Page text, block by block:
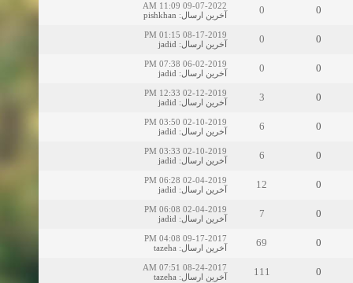
0
0
09-07-2022 11:09 AM
آخرین ارسال:
pishkhan
0
0
08-17-2019 01:15 PM
آخرین ارسال:
jadid
0
0
06-02-2019 07:38 PM
آخرین ارسال:
jadid
0
3
02-12-2019 12:33 PM
آخرین ارسال:
jadid
0
6
02-10-2019 03:50 PM
آخرین ارسال:
jadid
0
6
02-10-2019 03:33 PM
آخرین ارسال:
jadid
0
12
02-04-2019 06:28 PM
آخرین ارسال:
jadid
0
7
02-04-2019 06:08 PM
آخرین ارسال:
jadid
0
69
09-17-2017 04:08 PM
آخرین ارسال:
tazeha
0
111
08-24-2017 07:51 AM
آخرین ارسال:
tazeha